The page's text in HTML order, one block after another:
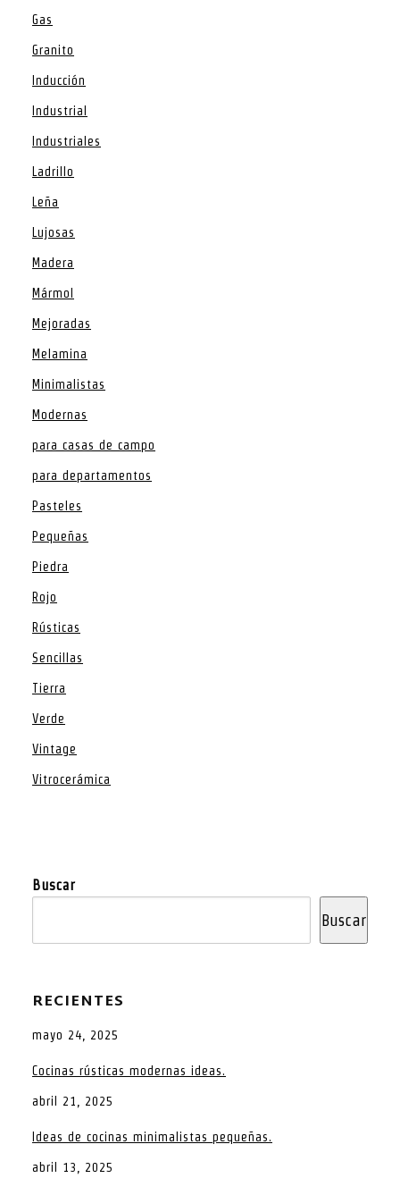
Gas
Granito
Inducción
Industrial
Industriales
Ladrillo
Leña
Lujosas
Madera
Mármol
Mejoradas
Melamina
Minimalistas
Modernas
para casas de campo
para departamentos
Pasteles
Pequeñas
Piedra
Rojo
Rústicas
Sencillas
Tierra
Verde
Vintage
Vitrocerámica
Buscar
Buscar
RECIENTES
mayo 24, 2025
Cocinas rústicas modernas ideas.
abril 21, 2025
Ideas de cocinas minimalistas pequeñas.
abril 13, 2025